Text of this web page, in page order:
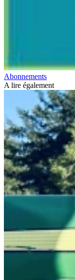
Abonnements
A lire également